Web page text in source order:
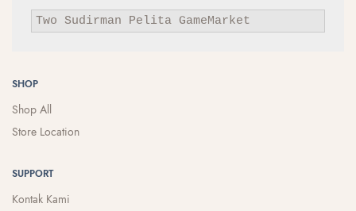
Two Sudirman Pelita GameMarket
SHOP
Shop All
Store Location
SUPPORT
Kontak Kami